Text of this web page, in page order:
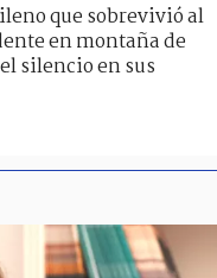
que sobrevivió al
en montaña de
silencio en sus